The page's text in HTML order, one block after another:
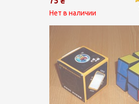
Нет в наличии